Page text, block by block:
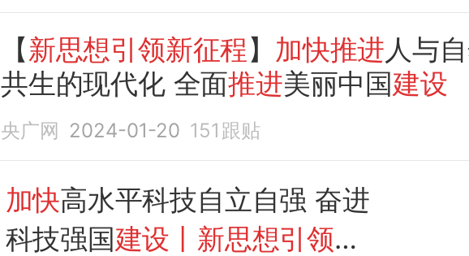
【新思想引领新征程】 加快推进人与
共生的现代化 全面推进美丽中国建设
央广网 2024-01-20 151 跟贴
加快高水平科技自立自强 奋进
科技强国建设丨新思想引领新